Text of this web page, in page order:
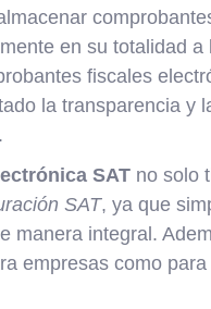
en su totalidad
fiscales
la transparencia y
SATno solo
SAT, ya que
manera integral.
empresas como